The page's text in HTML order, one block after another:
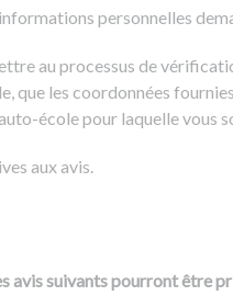
personnelles
au processus de
que les coordonnées
école pour laquelle vous
aux avis.
avis suivants pourront être